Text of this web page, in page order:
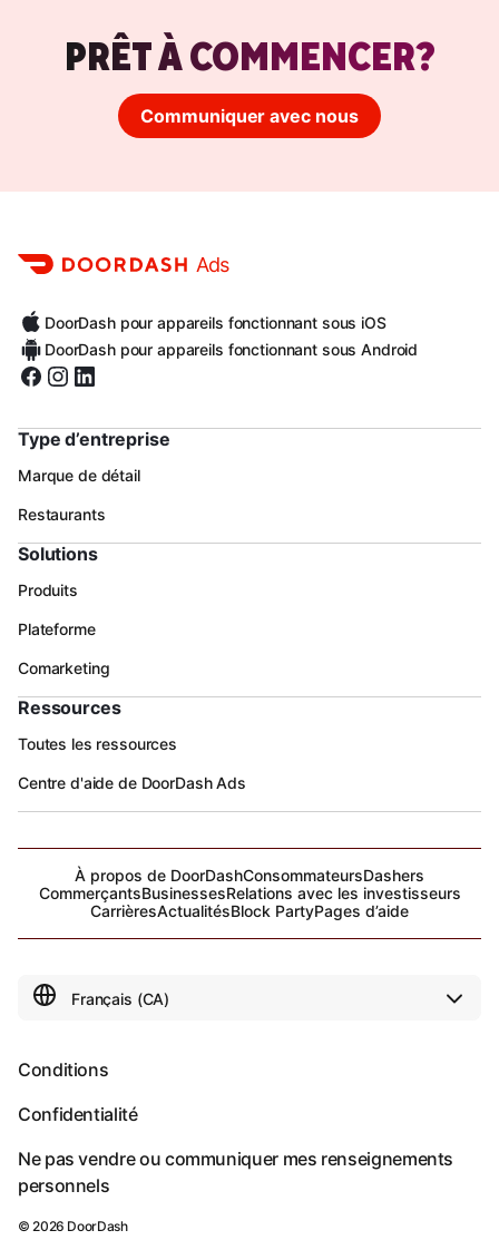
PRÊT À COMMENCER?
Communiquer avec nous
Ads
DoorDash pour appareils fonctionnant sous iOS
DoorDash pour appareils fonctionnant sous Android
Type d’entreprise
Marque de détail
Restaurants
Solutions
Produits
Plateforme
Comarketing
Ressources
Toutes les ressources
Centre d'aide de DoorDash Ads
À propos de DoorDashConsommateursDashers
CommerçantsBusinessesRelations avec les investisseurs
CarrièresActualitésBlock PartyPages d’aide
Conditions
Confidentialité
Ne pas vendre ou communiquer mes renseignements
personnels
©2026 DoorDash